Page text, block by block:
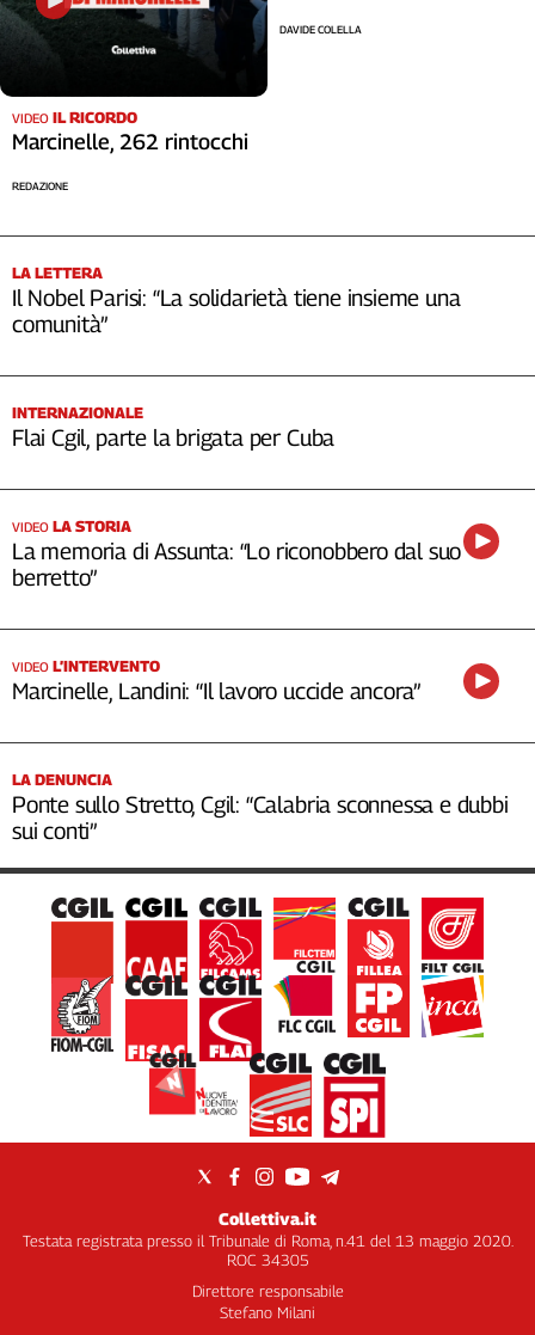
VIDEO IL RICORDO
Marcinelle, 262 rintocchi
REDAZIONE
DAVIDE COLELLA
LA LETTERA
Il Nobel Parisi: “La solidarietà tiene insieme una
comunità”
INTERNAZIONALE
Flai Cgil, parte la brigata per Cuba
VIDEO LA STORIA
La memoria di Assunta: “Lo riconobbero dal suo
berretto”
VIDEO L’INTERVENTO
Marcinelle, Landini: “Il lavoro uccide ancora”
LA DENUNCIA
Ponte sullo Stretto, Cgil: “Calabria sconnessa e dubbi
sui conti”
Collettiva.it
Testata registrata presso il Tribunale di Roma, n.41 del 13 maggio 2020.
ROC 34305
Direttore responsabile
Stefano Milani